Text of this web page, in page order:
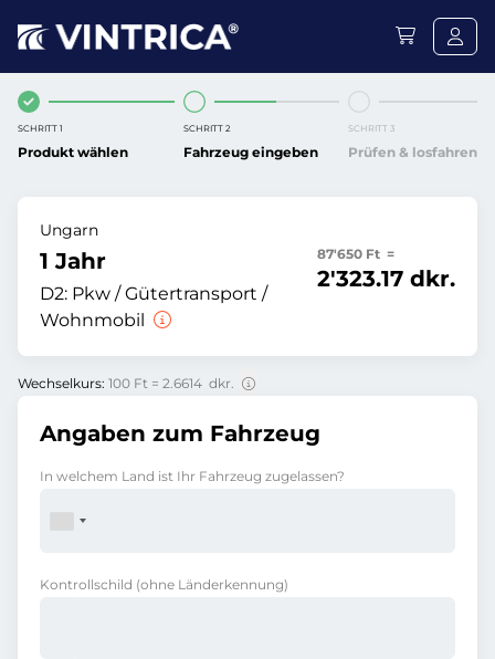
SCHRITT 1
Produkt wählen
SCHRITT 2
Fahrzeug eingeben
SCHRITT 3
Prüfen & losfahren
Ungarn
1 Jahr
D2: Pkw / Gütertransport /
Wohnmobil
87'650 Ft =
2'323.17 dkr.
Wechselkurs: 100 Ft = 2.6614 dkr.
Angaben zum Fahrzeug
In welchem Land ist Ihr Fahrzeug zugelassen?
Kontrollschild (ohne Länderkennung)